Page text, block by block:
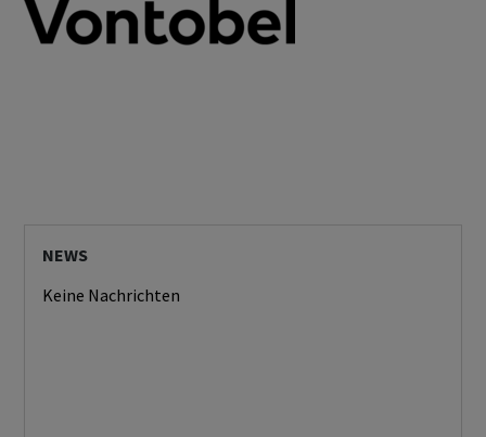
NEWS
Keine Nachrichten